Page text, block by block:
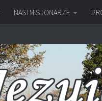
NASI MISJONARZE